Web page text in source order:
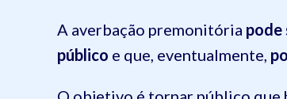
A averbação premonitória pode
público e que, eventualmente,